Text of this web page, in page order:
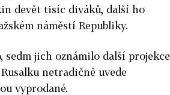
devět tisíc diváků, další ho
náměstí Republiky.
jich oznámilo další projekce
netradičně uvede
vyprodané.